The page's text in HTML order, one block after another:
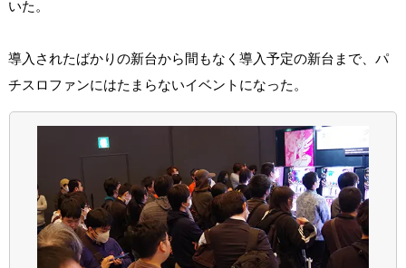
いた。
導入されたばかりの新台から間もなく導入予定の新台まで、パ
チスロファンにはたまらないイベントになった。